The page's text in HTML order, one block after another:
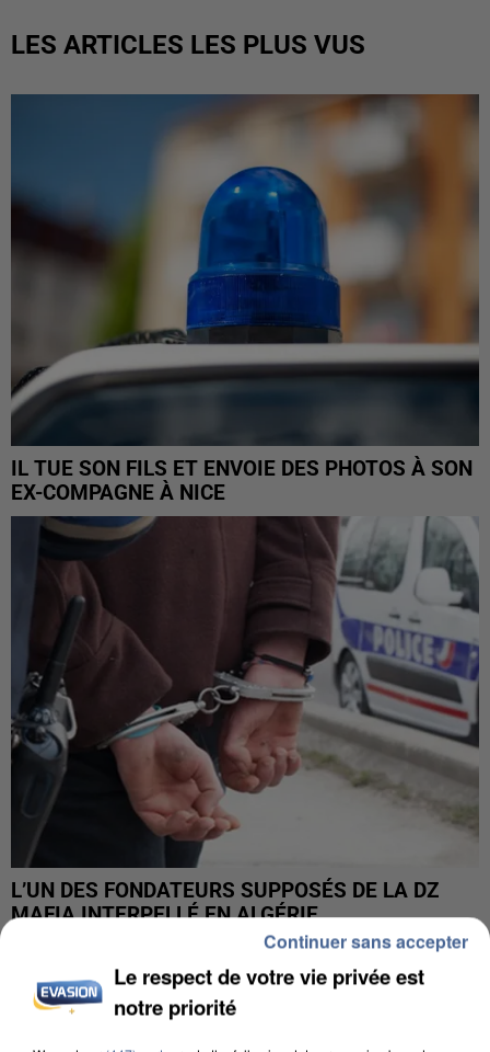
LES ARTICLES LES PLUS VUS
IL TUE SON FILS ET ENVOIE DES PHOTOS À SON
EX-COMPAGNE À NICE
L’UN DES FONDATEURS SUPPOSÉS DE LA DZ
MAFIA INTERPELLÉ EN ALGÉRIE
Le respect de votre vie privée est
notre priorité
Continuer sans accepter